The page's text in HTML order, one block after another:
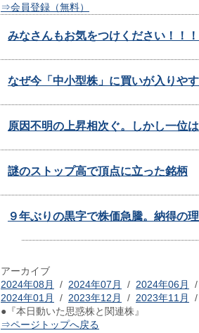
⇒会員登録（無料）
みなさんもお気をつけください！！！
なぜ今「中小型株」に買いが入りや
原因不明の上昇相次ぐ。しかし一位
謎のストップ高で頂点に立った銘柄
９年ぶりの黒字で株価急騰。納得の
アーカイブ
2024年08月
/ 2024年07月 / 2024年06月 /
2024年01月
/ 2023年12月 / 2023年11月 /
●『本日動いた思惑株と関連株』
⇒ページトップへ戻る